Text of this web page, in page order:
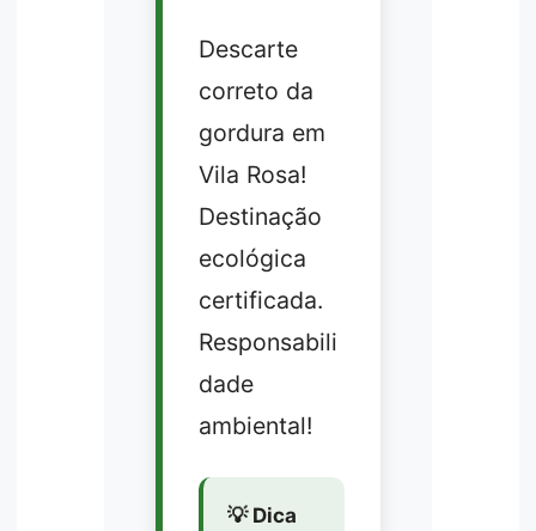
Descarte
correto da
gordura em
Vila Rosa!
Destinação
ecológica
certificada.
Responsabili
dade
ambiental!
💡 Dica